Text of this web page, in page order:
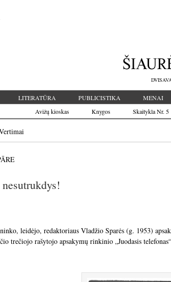
LITERATŪRA PUBLICISTIKA MENAI
Avižų kioskas
Knygos Skaitykla Nr. 5
leidėjo, redaktoriaus Vladžio Sparės (g. 1953)
trečiojo rašytojo apsakymų rinkinio „Juodasis